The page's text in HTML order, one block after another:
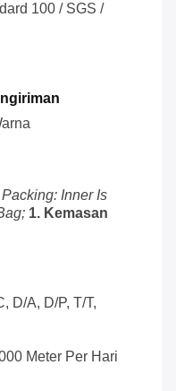
100 / SGS /
Inner Is
1. Kemasan
D/A, D/P, T/T,
Meter Per Hari